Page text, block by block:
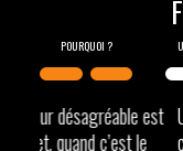
Une demi-solution
castration à vif est